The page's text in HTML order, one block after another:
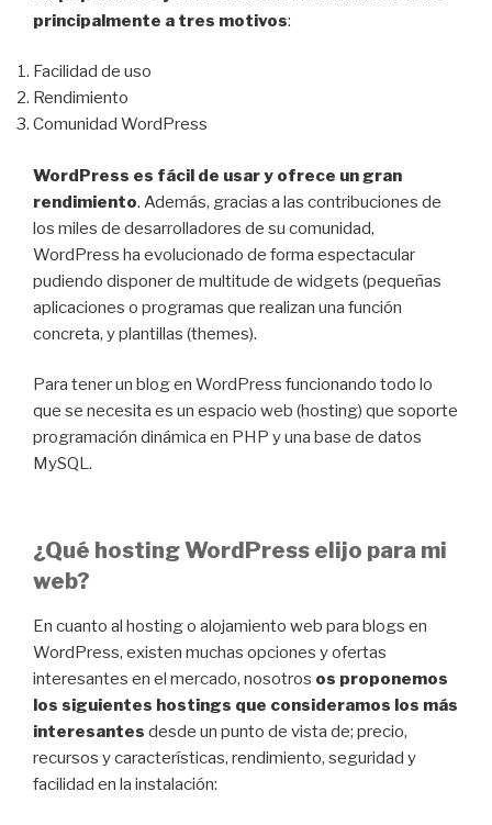
principalmente a tres motivos:
Facilidad de uso
Rendimiento
Comunidad WordPress
WordPress es fácil de usar y ofrece un gran
rendimiento. Además, gracias a las contribuciones de
los miles de desarrolladores de su comunidad,
WordPress ha evolucionado de forma espectacular
pudiendo disponer de multitude de widgets (pequeñas
aplicaciones o programas que realizan una función
concreta, y plantillas (themes).
Para tener un blog en WordPress funcionando todo lo
que se necesita es un espacio web (hosting) que soporte
programación dinámica en PHP y una base de datos
MySQL.
¿Qué hosting WordPress elijo para mi
web?
En cuanto al hosting o alojamiento web para blogs en
WordPress, existen muchas opciones y ofertas
interesantes en el mercado, nosotros os proponemos
los siguientes hostings que consideramos los más
interesantes desde un punto de vista de; precio,
recursos y características, rendimiento, seguridad y
facilidad en la instalación: